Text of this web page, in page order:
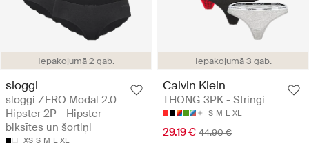
Iepakojumā 2 gab.
sloggi
sloggi ZERO Modal 2.0
Hipster 2P - Hipster
biksītes un šortiņi
XS S M L XL
Iepakojumā 3 gab.
Calvin Klein
THONG 3PK - Stringi
S M L XL
29.19 € 44.90 €